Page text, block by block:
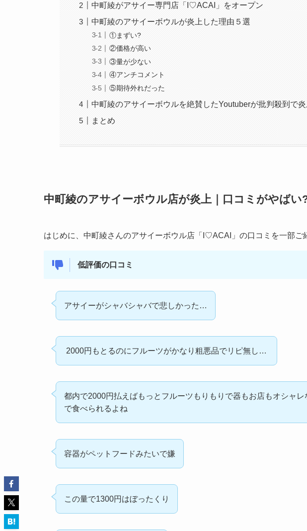
中町綾がアサイー専門店「I♡ACAI」をオープン
中町綾のアサイーボウルが炎上した理由５選
①まずい?
②価格が高い
③量が少ない
④アンチコメント
⑤期待外れだった
中町綾のアサイーボウルを絶賛したYoutuberが批判殺到で炎
まとめ
中町綾のアサイーボウル店が炎上｜口コミがやばい
はじめに、中町綾さんのアサイーボウル店「I♡ACAI」の口コミを一部ご
低評価の口コミ
アサイーがシャバシャバで悲しかった…
2000円もとるのにフルーツがかなり粗悪品でリピ無し…
都内で2000円払えばもっとフルーツもりもりで器もお店もオシャレ
で食べられるよね
容器がペットフードみたいで嫌
この量で1300円はぼったくり